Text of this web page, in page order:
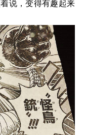
说，变得有趣起来